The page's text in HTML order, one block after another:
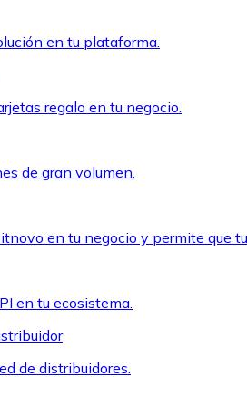
en tu plataforma.
regalo en tu negocio.
de gran volumen.
en tu negocio y permite que
en tu ecosistema.
de distribuidores.